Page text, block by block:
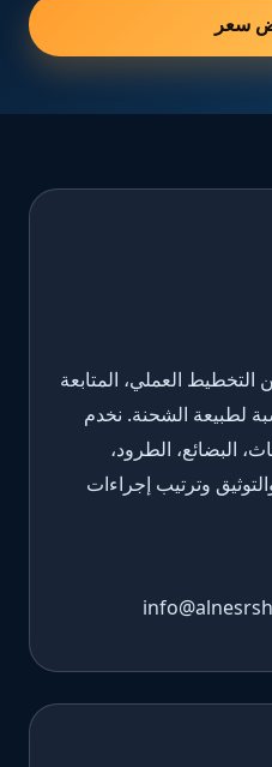
سعر
العملي، المتابعة
لطبيعة الشحنة. نخدم
البضائع، الطرود،
وترتيب إجراءات